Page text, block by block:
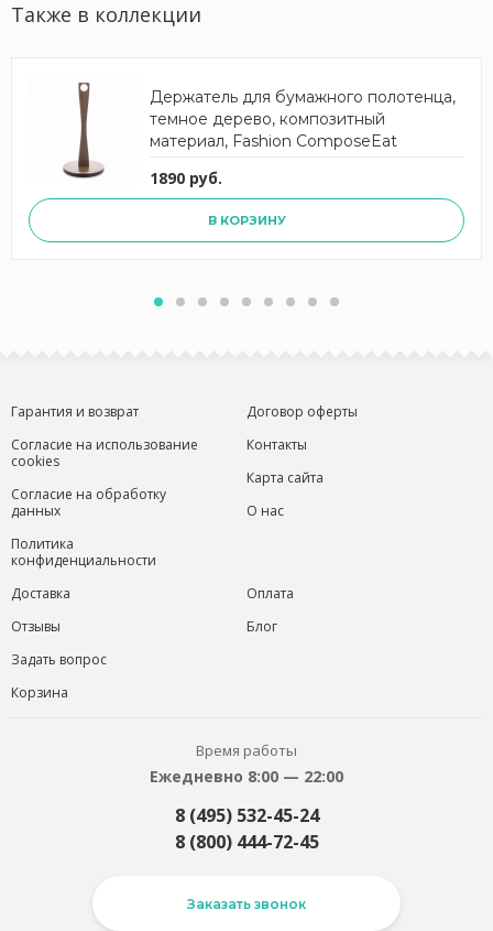
Также в коллекции
Держатель для бумажного полотенца,
темное дерево, композитный
материал, Fashion ComposeEat
1890 руб.
В КОРЗИНУ
Гарантия и возврат
Согласие на использование
cookies
Согласие на обработку
данных
Политика
конфиденциальности
Договор оферты
Контакты
Карта сайта
О нас
Доставка
Отзывы
Задать вопрос
Корзина
Оплата
Блог
Время работы
Ежедневно 8:00 — 22:00
8 (495) 532-45-24
8 (800) 444-72-45
Заказать звонок